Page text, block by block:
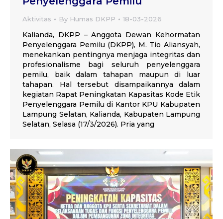
Aktivitas By Humas DKPP 18-03-2026
Kalianda, DKPP – Anggota Dewan Kehormatan
Penyelenggara Pemilu (DKPP), M. Tio Aliansyah,
menekankan pentingnya menjaga integritas dan
profesionalisme bagi seluruh penyelenggara
pemilu, baik dalam tahapan maupun di luar
tahapan. Hal tersebut disampaikannya dalam
kegiatan Rapat Peningkatan Kapasitas Kode Etik
Penyelenggara Pemilu di Kantor KPU Kabupaten
Lampung Selatan, Kalianda, Kabupaten Lampung
Selatan, Selasa (17/3/2026). Pria yang